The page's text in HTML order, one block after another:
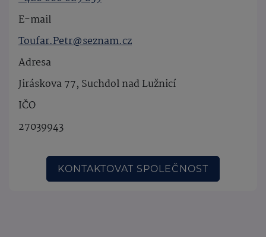
E-mail
Toufar.Petr@seznam.cz
Adresa
Jiráskova 77, Suchdol nad Lužnicí
IČO
27039943
KONTAKTOVAT SPOLEČNOST